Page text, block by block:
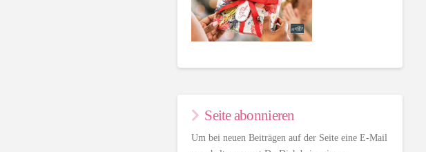
Seite abonnieren
Um bei neuen Beiträgen auf der Seite eine E-Mail